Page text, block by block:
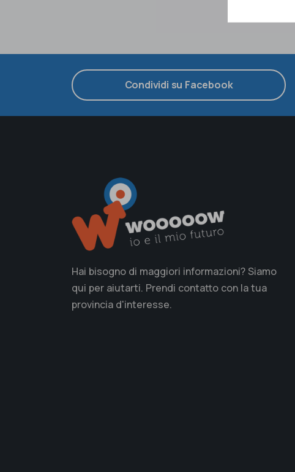
Condividi su Facebook
Hai bisogno di maggiori informazioni? Siamo
qui per aiutarti. Prendi contatto con la tua
provincia d'interesse.